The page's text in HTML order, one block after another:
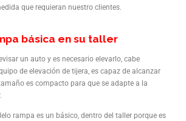
que requieran nuestro clientes.
básica en su taller
un auto y es necesario elevarlo, cabe
de elevación de tijera, es capaz de alcanzar
es compacto para que se adapte a la
rampa es un básico, dentro del taller porque es